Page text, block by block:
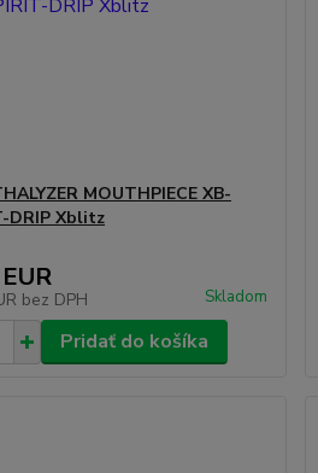
MOUTHPIECE XB-
DRIP Xblitz
bez DPH Skladom
Pridať do košíka